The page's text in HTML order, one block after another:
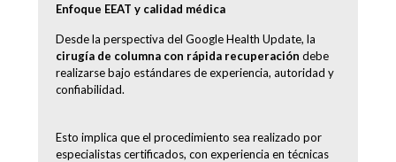
Enfoque EEAT y calidad médica
Desde la perspectiva del Google Health Update, la
cirugía de columna con rápida recuperación debe
realizarse bajo estándares de experiencia, autoridad y
confiabilidad.
Esto implica que el procedimiento sea realizado por
especialistas certificados, con experiencia en técnicas